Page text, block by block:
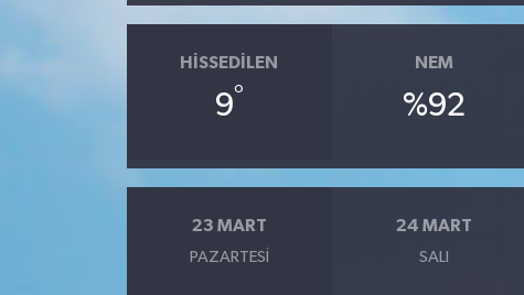
HISSEDILEN
9°
NEM
%92
23 MART
PAZARTESI
24 MART
SALI